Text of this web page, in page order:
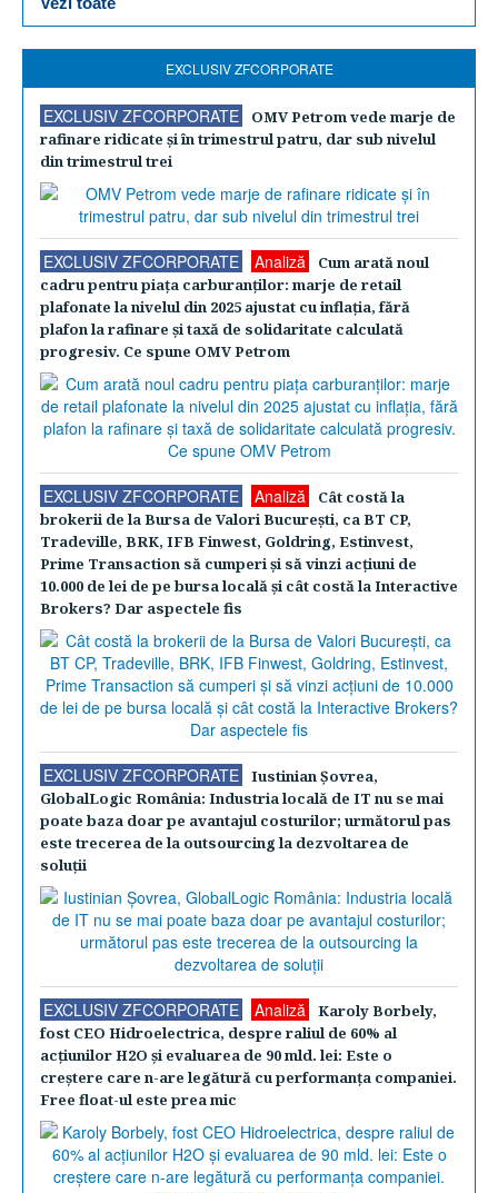
EXCLUSIV ZFCORPORATE
EXCLUSIV ZFCORPORATE
OMV Petrom vede marje de
rafinare ridicate şi în trimestrul patru, dar sub nivelul
din trimestrul trei
EXCLUSIV ZFCORPORATE Analiză
Cum arată noul
cadru pentru piaţa carburanţilor: marje de retail
plafonate la nivelul din 2025 ajustat cu inflaţia, fără
plafon la rafinare şi taxă de solidaritate calculată
progresiv. Ce spune OMV Petrom
EXCLUSIV ZFCORPORATE Analiză
Cât costă la
brokerii de la Bursa de Valori Bucureşti, ca BT CP,
Tradeville, BRK, IFB Finwest, Goldring, Estinvest,
Prime Transaction să cumperi şi să vinzi acţiuni de
10.000 de lei de pe bursa locală şi cât costă la Interactive
Brokers? Dar aspectele fis
EXCLUSIV ZFCORPORATE
Iustinian Şovrea,
GlobalLogic România: Industria locală de IT nu se mai
poate baza doar pe avantajul costurilor; următorul pas
este trecerea de la outsourcing la dezvoltarea de
soluţii
EXCLUSIV ZFCORPORATE Analiză
Karoly Borbely,
fost CEO Hidroelectrica, despre raliul de 60% al
acţiunilor H2O şi evaluarea de 90 mld. lei: Este o
creştere care n-are legătură cu performanţa companiei.
Free float-ul este prea mic